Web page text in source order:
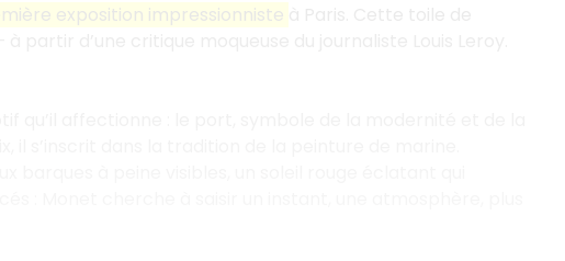
exposition impressionniste